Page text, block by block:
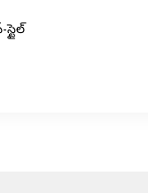
స్టైల్